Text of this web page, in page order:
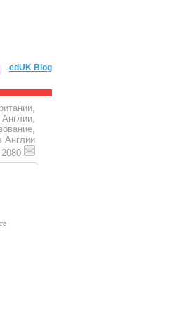
edUK Blog
Англии,
Англии